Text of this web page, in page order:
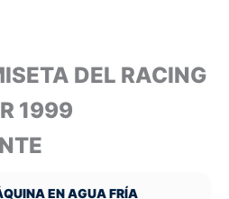
DEL RACING
1999
EN AGUA FRÍA